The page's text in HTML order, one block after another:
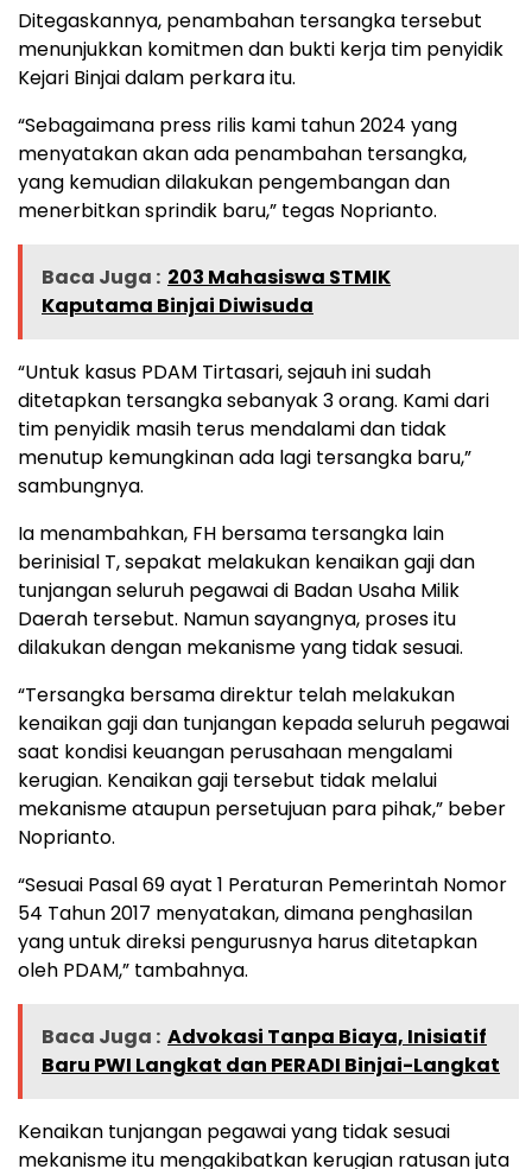
Ditegaskannya, penambahan tersangka tersebut
menunjukkan komitmen dan bukti kerja tim penyidik
Kejari Binjai dalam perkara itu.
“Sebagaimana press rilis kami tahun 2024 yang
menyatakan akan ada penambahan tersangka,
yang kemudian dilakukan pengembangan dan
menerbitkan sprindik baru,” tegas Noprianto.
Baca Juga : 203 Mahasiswa STMIK
Kaputama Binjai Diwisuda
“Untuk kasus PDAM Tirtasari, sejauh ini sudah
ditetapkan tersangka sebanyak 3 orang. Kami dari
tim penyidik masih terus mendalami dan tidak
menutup kemungkinan ada lagi tersangka baru,”
sambungnya.
Ia menambahkan, FH bersama tersangka lain
berinisial T, sepakat melakukan kenaikan gaji dan
tunjangan seluruh pegawai di Badan Usaha Milik
Daerah tersebut. Namun sayangnya, proses itu
dilakukan dengan mekanisme yang tidak sesuai.
“Tersangka bersama direktur telah melakukan
kenaikan gaji dan tunjangan kepada seluruh pegawai
saat kondisi keuangan perusahaan mengalami
kerugian. Kenaikan gaji tersebut tidak melalui
mekanisme ataupun persetujuan para pihak,” beber
Noprianto.
“Sesuai Pasal 69 ayat 1 Peraturan Pemerintah Nomor
54 Tahun 2017 menyatakan, dimana penghasilan
yang untuk direksi pengurusnya harus ditetapkan
oleh PDAM,” tambahnya.
Baca Juga : Advokasi Tanpa Biaya, Inisiatif
Baru PWI Langkat dan PERADI Binjai-Langkat
Kenaikan tunjangan pegawai yang tidak sesuai
mekanisme itu mengakibatkan kerugian ratusan juta